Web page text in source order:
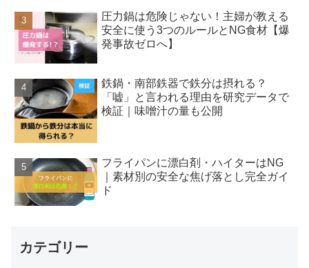
圧力鍋は危険じゃない！主婦が教える
安全に使う3つのルールとNG食材【爆
発事故ゼロへ】
鉄鍋・南部鉄器で鉄分は摂れる？
「嘘」と言われる理由を研究データで
検証｜味噌汁の量も公開
フライパンに漂白剤・ハイターはNG
｜素材別の安全な焦げ落とし完全ガイ
ド
カテゴリー